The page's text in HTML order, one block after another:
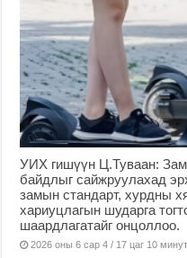
УИХ гишүүн Ц.Туваан:
байдлыг сайжруулахад
замын стандарт, хурдны
хариуцлагын шударга
шаардлагатайг онцоллоо.
2026 оны 6 сар 4 / 17 цаг 10 минут